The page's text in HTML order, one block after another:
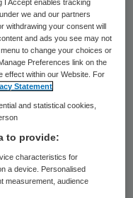
ziekenhuizen
die het gebruik
beïnvloeden en
te investeren.
kaders en
in
I Accept enables tracking
we and our partners
withdrawing your consent will
and ads you see may not
to change your choices or
Preferences link on the
effect within our Website. For
Statement
and statistical cookies,
to provide:
characteristics for
a device. Personalised
measurement, audience